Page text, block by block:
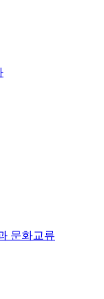
문화교류